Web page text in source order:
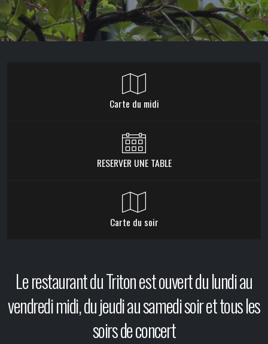
Carte du midi
RESERVER UNE TABLE
Carte du soir
Le restaurant du Triton est ouvert du lundi au
vendredi midi, du jeudi au samedi soir et tous les
soirs de concert